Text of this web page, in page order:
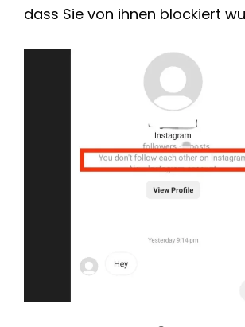
dass Sie von ihnen blockiert